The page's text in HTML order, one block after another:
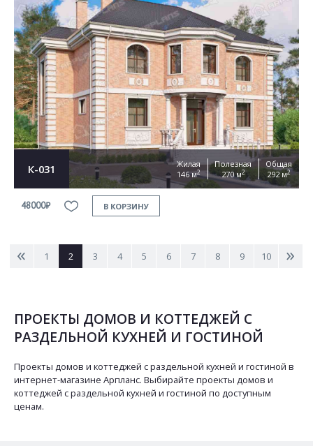
К-031
Жилая
146 м2
Полезная
270 м2
Общая
292 м2
48000₽ В КОРЗИНУ
< 1 2 3 4 5 6 7 8 9 10 >
ПРОЕКТЫ ДОМОВ И КОТТЕДЖЕЙ С
РАЗДЕЛЬНОЙ КУХНЕЙ И ГОСТИНОЙ
Проекты домов и коттеджей с раздельной кухней и гостиной в
интернет-магазине Арпланс. Выбирайте проекты домов и
коттеджей с раздельной кухней и гостиной по доступным
ценам.